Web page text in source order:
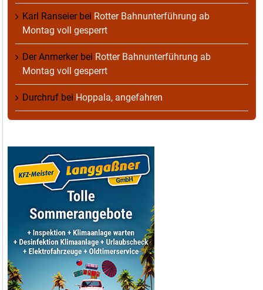
Karl Ranseierbei Rotter Bahnunterführung ab
Montag voll gesperrt
Der Anmerkerbei Rotter Bahnunterführung ab
Montag voll gesperrt
Durchruf bei Hoppala, angefahren